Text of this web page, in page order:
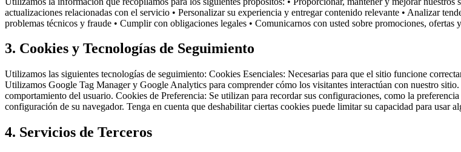
actualizaciones relacionadas con el servicio • Personalizar su experiencia y entregar contenido relevante • Analizar
problemas técnicos y fraude • Cumplir con obligaciones legales • Comunicarnos con usted sobre promociones, ofertas
3. Cookies y Tecnologías de Seguimiento
Utilizamos las siguientes tecnologías de seguimiento: Cookies Esenciales: Necesarias para que el sitio funcione
Utilizamos Google Tag Manager y Google Analytics para comprender cómo los visitantes interactúan con nuestro
comportamiento del usuario. Cookies de Preferencia: Se utilizan para recordar sus configuraciones, como la
configuración de su navegador. Tenga en cuenta que deshabilitar ciertas cookies puede limitar su capacidad para usar
4. Servicios de Terceros